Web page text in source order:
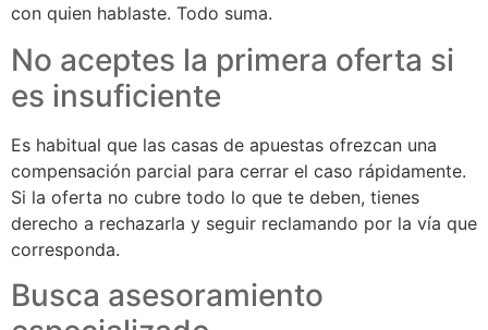
con quien hablaste. Todo suma.
No aceptes la primera oferta si
es insuficiente
Es habitual que las casas de apuestas ofrezcan una
compensación parcial para cerrar el caso rápidamente.
Si la oferta no cubre todo lo que te deben, tienes
derecho a rechazarla y seguir reclamando por la vía que
corresponda.
Busca asesoramiento